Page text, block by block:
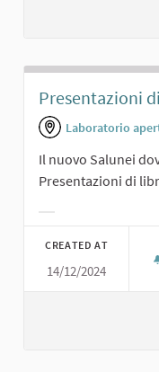
Presentazioni
Laboratorio
Il nuovo Salunei
Presentazioni di
CREATED AT
14/12/2024